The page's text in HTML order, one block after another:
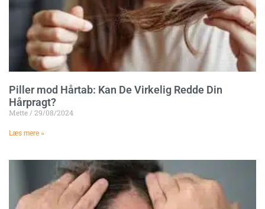
Piller mod Hårtab: Kan De Virkelig Redde Din
Hårpragt?
Mette 29/08/2024
Læs mere »